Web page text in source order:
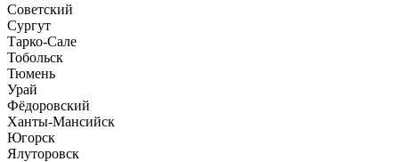
Советский
Сургут
Тарко-Сале
Тобольск
Тюмень
Урай
Фёдоровский
Ханты-Мансийск
Югорск
Ялуторовск